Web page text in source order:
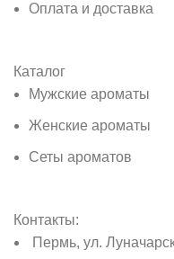
Оплата и доставка
Каталог
Мужские ароматы
Женские ароматы
Сеты ароматов
Контакты:
Пермь, ул.